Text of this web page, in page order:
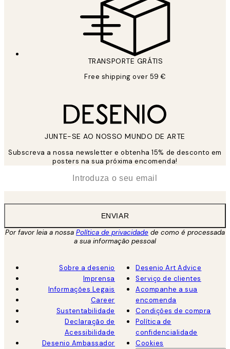
TRANSPORTE GRÁTIS
Free shipping over 59 €
JUNTE-SE AO NOSSO MUNDO DE ARTE
Subscreva a nossa newsletter e obtenha 15% de desconto em
posters na sua próxima encomenda!
ENVIAR
Por favor leia a nossa Política de privacidade de como é processada
a sua informação pessoal
Sobre a desenio
Imprensa
Informações Legais
Career
Sustentabilidade
Declaração de
Acessibilidade
Desenio Ambassador
Desenio Art Advice
Serviço de clientes
Acompanhe a sua
encomenda
Condições de compra
Política de
confidencialidade
Cookies